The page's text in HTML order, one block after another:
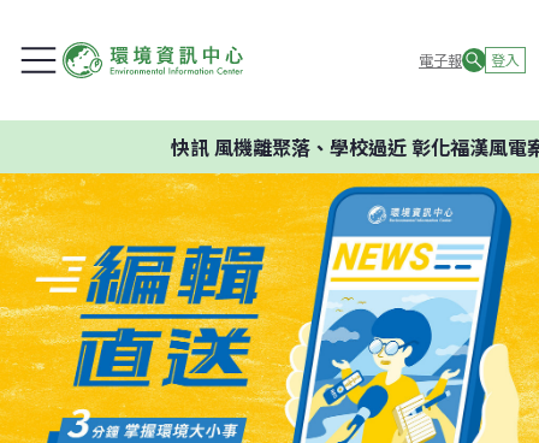
電子報 登入
快訊風機離聚落、學校過近 彰化福漢風電